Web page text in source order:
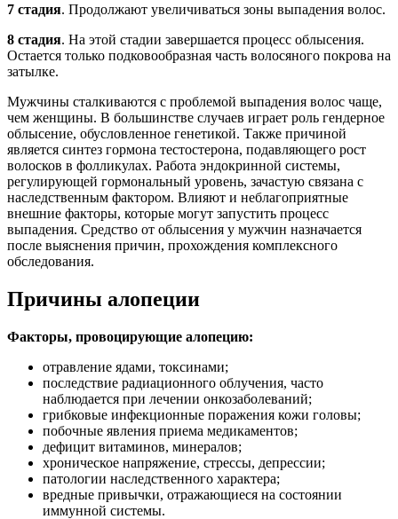
7 стадия. Продолжают увеличиваться зоны выпадения волос.
8 стадия. На этой стадии завершается процесс облысения.
Остается только подковообразная часть волосяного покрова на
затылке.
Мужчины сталкиваются с проблемой выпадения волос чаще,
чем женщины. В большинстве случаев играет роль гендерное
облысение, обусловленное генетикой. Также причиной
является синтез гормона тестостерона, подавляющего рост
волосков в фолликулах. Работа эндокринной системы,
регулирующей гормональный уровень, зачастую связана с
наследственным фактором. Влияют и неблагоприятные
внешние факторы, которые могут запустить процесс
выпадения. Средство от облысения у мужчин назначается
после выяснения причин, прохождения комплексного
обследования.
Причины алопеции
Факторы, провоцирующие алопецию:
отравление ядами, токсинами;
последствие радиационного облучения, часто
наблюдается при лечении онкозаболеваний;
грибковые инфекционные поражения кожи головы;
побочные явления приема медикаментов;
дефицит витаминов, минералов;
хроническое напряжение, стрессы, депрессии;
патологии наследственного характера;
вредные привычки, отражающиеся на состоянии
иммунной системы.